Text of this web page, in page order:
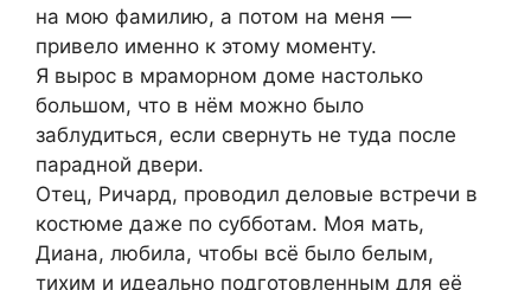
на мою фамилию, а потом на меня —
привело именно к этому моменту.
Я вырос в мраморном доме настолько
большом, что в нём можно было
заблудиться, если свернуть не туда после
парадной двери.
Отец, Ричард, проводил деловые встречи в
костюме даже по субботам. Моя мать,
Диана, любила, чтобы всё было белым,
тихим и идеально подготовленным для её